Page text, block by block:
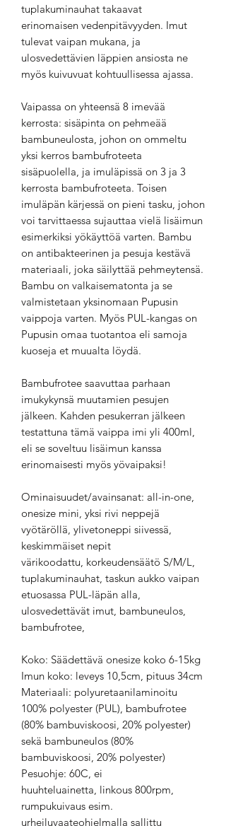
tuplakuminauhat takaavat
erinomaisen vedenpitävyyden. Imut
tulevat vaipan mukana, ja
ulosvedettävien läppien ansiosta ne
myös kuivuvuat kohtuullisessa ajassa.
Vaipassa on yhteensä 8 imevää
kerrosta: sisäpinta on pehmeää
bambuneulosta, johon on ommeltu
yksi kerros bambufroteeta
sisäpuolella, ja imuläpissä on 3 ja 3
kerrosta bambufroteeta. Toisen
imuläpän kärjessä on pieni tasku, johon
voi tarvittaessa sujauttaa vielä lisäimun
esimerkiksi yökäyttöä varten. Bambu
on antibakteerinen ja pesuja kestävä
materiaali, joka säilyttää pehmeytensä.
Bambu on valkaisematonta ja se
valmistetaan yksinomaan Pupusin
vaippoja varten. Myös PUL-kangas on
Pupusin omaa tuotantoa eli samoja
kuoseja et muualta löydä.
Bambufrotee saavuttaa parhaan
imukykynsä muutamien pesujen
jälkeen. Kahden pesukerran jälkeen
testattuna tämä vaippa imi yli 400ml,
eli se soveltuu lisäimun kanssa
erinomaisesti myös yövaipaksi!
Ominaisuudet/avainsanat: all-in-one,
onesize mini, yksi rivi neppejä
vyötäröllä, ylivetoneppi siivessä,
keskimmäiset nepit
värikoodattu, korkeudensäätö S/M/L,
tuplakuminauhat, taskun aukko vaipan
etuosassa PUL-läpän alla,
ulosvedettävät imut, bambuneulos,
bambufrotee,
Koko: Säädettävä onesize koko 6-15kg
Imun koko: leveys 10,5cm, pituus 34cm
Materiaali: polyuretaanilaminoitu
100% polyester (PUL), bambufrotee
(80% bambuviskoosi, 20% polyester)
sekä bambuneulos (80%
bambuviskoosi, 20% polyester)
Pesuohje: 60C, ei
huuhteluainetta, linkous 800rpm,
rumpukuivaus esim.
urheiluvaateohjelmalla sallittu